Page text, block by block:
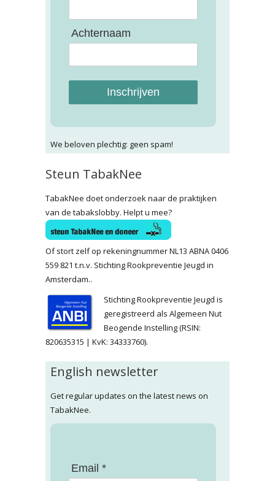
Achternaam
Inschrijven
We beloven plechtig: geen spam!
Steun TabakNee
TabakNee doet onderzoek naar de praktijken
van de tabakslobby. Helpt u mee?
Of stort zelf op rekeningnummer NL13 ABNA 0406
559 821 t.n.v. Stichting Rookpreventie Jeugd in
Amsterdam..
Stichting Rookpreventie Jeugd is
geregistreerd als Algemeen Nut
Beogende Instelling (RSIN:
820635315 | KvK: 34333760).
English newsletter
Get regular updates on the latest news on
TabakNee.
Email *